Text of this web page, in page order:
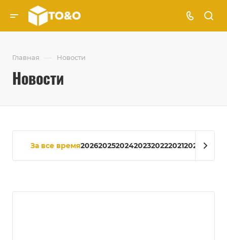
Главная — Новости
Новости
За все время2026202520242023202220212020 2018